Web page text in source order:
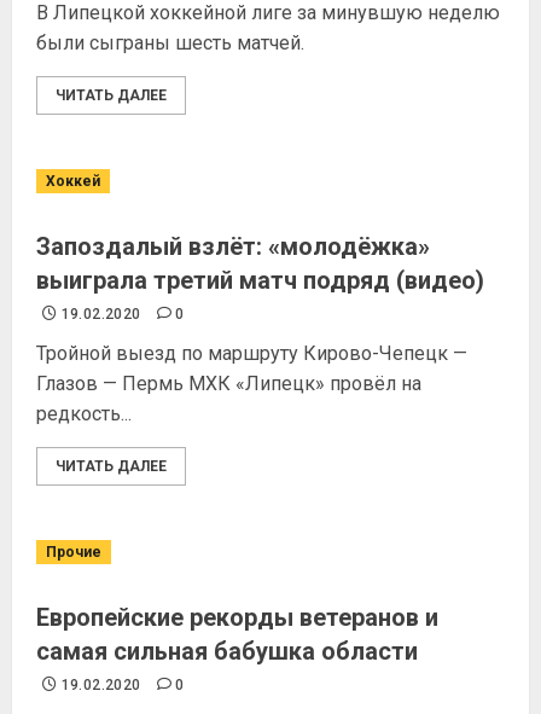
В Липецкой хоккейной лиге за минувшую неделю
были сыграны шесть матчей.
ЧИТАТЬ ДАЛЕЕ
Хоккей
Запоздалый взлёт: «молодёжка»
выиграла третий матч подряд (видео)
19.02.2020 0
Тройной выезд по маршруту Кирово-Чепецк —
Глазов — Пермь МХК «Липецк» провёл на
редкость...
ЧИТАТЬ ДАЛЕЕ
Прочие
Европейские рекорды ветеранов и
самая сильная бабушка области
19.02.2020 0